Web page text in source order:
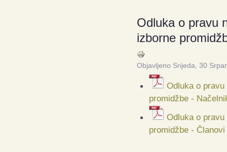
Odluka o pravu
izborne
Objavljeno Srijeda, 30
Odluka o
promidžbe -
Odluka o
promidžbe -